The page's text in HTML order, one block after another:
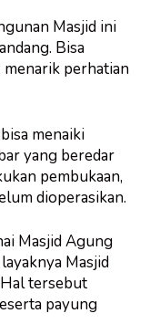
Masjid ini
Bisa
perhatian
menaiki
yang beredar
pembukaan,
dioperasikan.
Masjid Agung
Masjid
tersebut
payung